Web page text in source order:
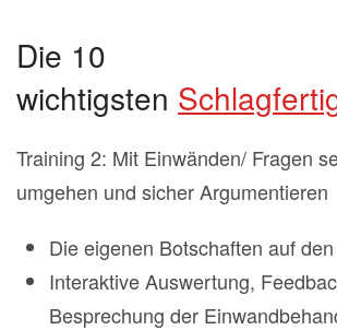
Die 10
wichtigsten
Training 2: Mit Einwänden/ Fragen
umgehen und sicher Argumentieren
Die eigenen Botschaften auf
Interaktive Auswertung,
Besprechung der